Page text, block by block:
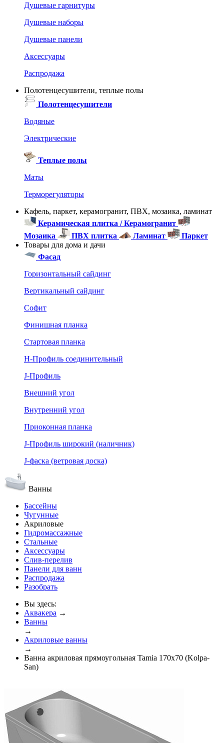
Душевые гарнитуры
Душевые наборы
Душевые панели
Аксессуары
Распродажа
Полотенцесушители, теплые полы
Полотенцесушители
Водяные
Электрические
Теплые полы
Маты
Терморегуляторы
Кафель, паркет, керамогранит, ПВХ, мозаика, ламинат
Керамическая плитка / Керамогранит
Мозаика
ПВХ плитка Ламинат
Паркет
Товары для дома и дачи
Фасад
Горизонтальный сайдинг
Вертикальный сайдинг
Софит
Финишная планка
Стартовая планка
Н-Профиль соединительный
J-Профиль
Внешний угол
Внутренний угол
Приоконная планка
J-Профиль широкий (наличник)
J-фаска (ветровая доска)
Ванны
Бассейны
Чугунные
Акриловые
Гидромассажные
Стальные
Аксессуары
Слив-перелив
Панели для ванн
Распродажа
Разобрать
Вы здесь:
Аквакера →
Ванны
→
Акриловые ванны
→
Ванна акриловая прямоугольная Tamia 170x70 (Kolpa-
San)